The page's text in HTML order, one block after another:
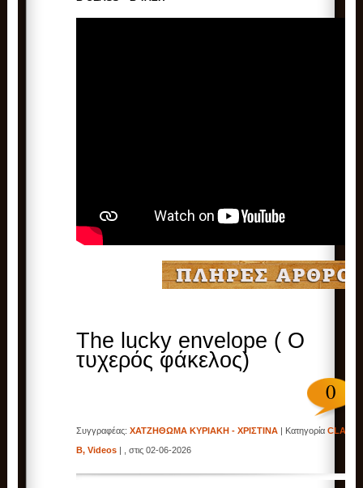
The lucky envelope ( Ο
τυχερός φάκελος)
0
Συγγραφέας:ΧΑΤΖΗΘΩΜΑ ΚΥΡΙΑΚΗ - ΧΡΙΣΤΙΝΑ | ΚατηγορίαCLASS
B,Videos | , στις 02-06-2026